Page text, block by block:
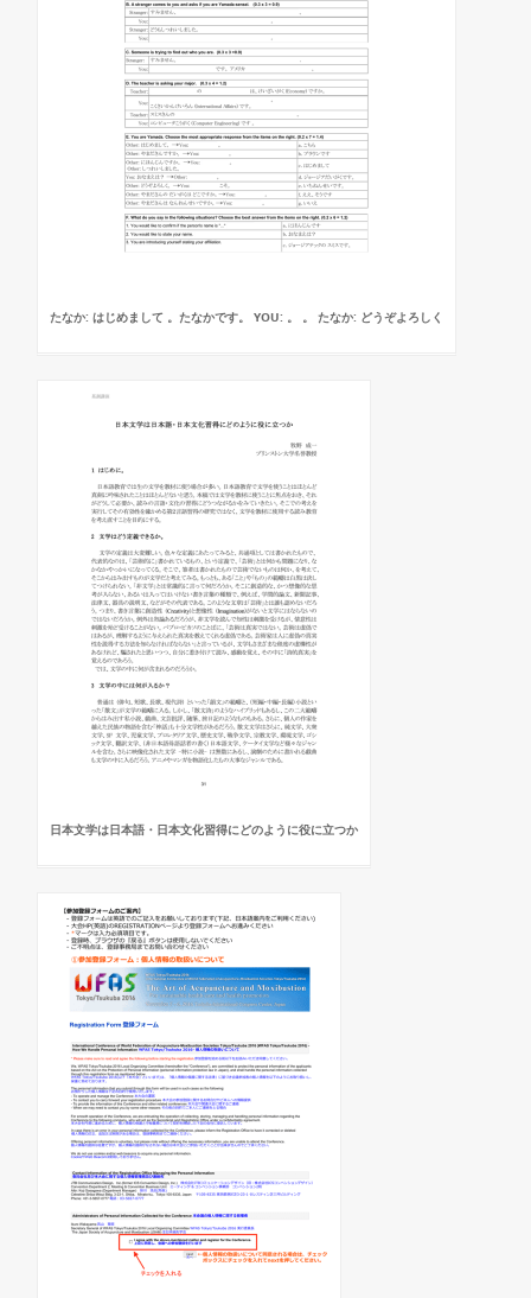
たなか: はじめまして 。たなかです。 YOU: 。 。 たなか: どうぞよろしく
日本文学は日本語・日本文化習得にどのように役に立つか